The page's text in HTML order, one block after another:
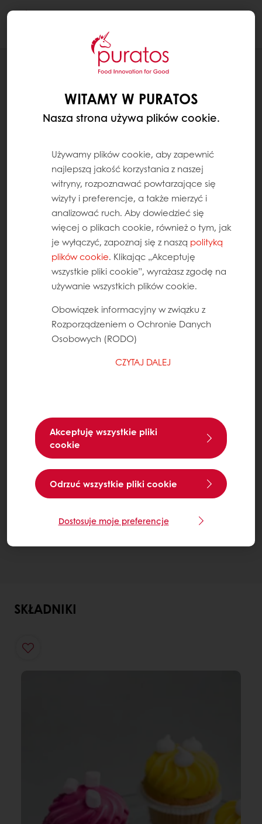
SKŁADNIKI
WITAMY W PURATOS
Nasza strona używa plików cookie.
Używamy plików cookie, aby zapewnić
najlepszą jakość korzystania z naszej
witryny, rozpoznawać powtarzające się
wizyty i preferencje, a także mierzyć i
analizować ruch. Aby dowiedzieć się
więcej o plikach cookie, również o tym, jak
je wyłączyć, zapoznaj się z naszą polityką
plików cookie. Klikając „Akceptuję
wszystkie pliki cookie”, wyrażasz zgodę na
używanie wszystkich plików cookie.
Obowiązek informacyjny w związku z
Rozporządzeniem o Ochronie Danych
Osobowych (RODO)
CZYTAJ DALEJ
Akceptuję wszystkie pliki
cookie
Odrzuć wszystkie pliki cookie
Dostosuje moje preferencje